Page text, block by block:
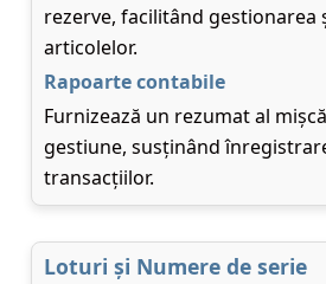
rezerve, facilitând gestionarea
articolelor.
Rapoarte contabile
Furnizează un rezumat al
gestiune, susținând
transacțiilor.
Loturi și Numere de serie